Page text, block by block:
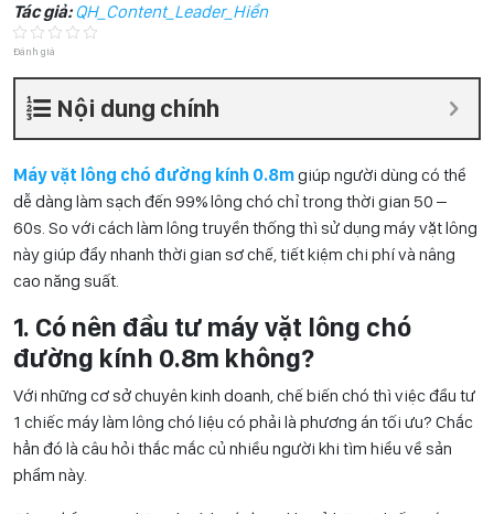
Tác giả:QH_Content_Leader_Hiền
Đánh giá
Nội dung chính
Máy vặt lông chó đường kính 0.8mgiúp người dùng có thể
dễ dàng làm sạch đến 99% lông chó chỉ trong thời gian 50 –
60s. So với cách làm lông truyền thống thì sử dụng máy vặt lông
này giúp đẩy nhanh thời gian sơ chế, tiết kiệm chi phí và nâng
cao năng suất.
1. Có nên đầu tư máy vặt lông chó
đường kính 0.8m không?
Với những cơ sở chuyên kinh doanh, chế biến chó thì việc đầu tư
1 chiếc máy làm lông chó liệu có phải là phương án tối ưu? Chắc
hẳn đó là câu hỏi thắc mắc củ nhiều người khi tìm hiểu về sản
phẩm này.